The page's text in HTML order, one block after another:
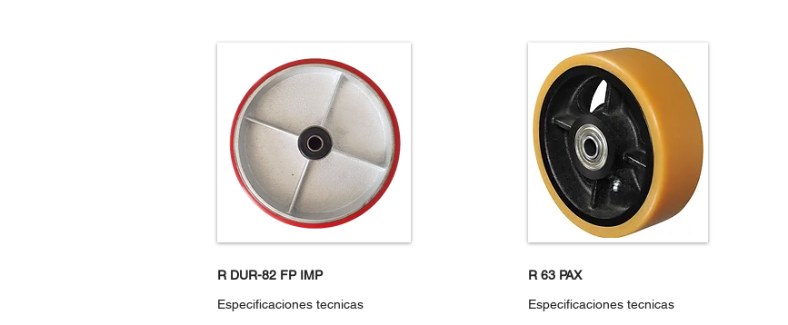
R DUR-82 FP IMP
Especificaciones tecnicas
R 63 PAX
Especificaciones tecnicas